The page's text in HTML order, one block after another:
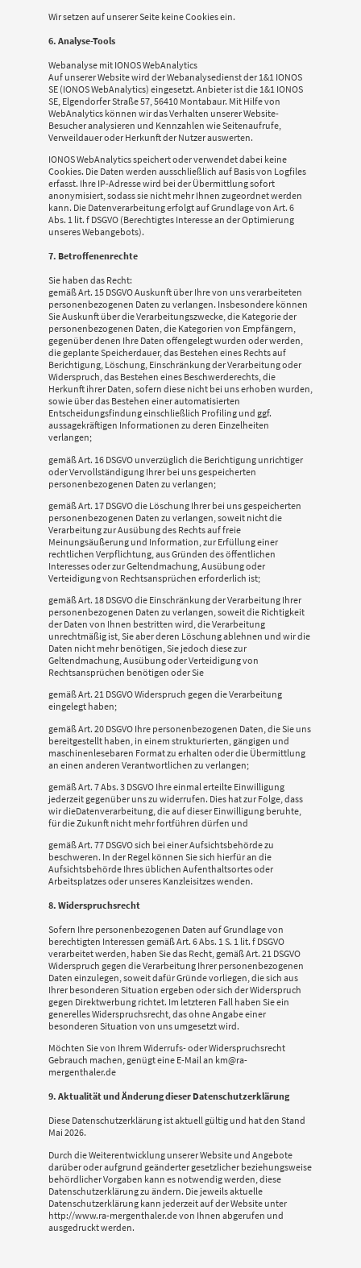
Wir setzen auf unserer Seite keine Cookies ein.
6. Analyse-Tools
Webanalyse mit IONOS WebAnalytics
Auf unserer Website wird der Webanalysedienst der 1&1 IONOS
SE (IONOS WebAnalytics) eingesetzt. Anbieter ist die 1&1 IONOS
SE, Elgendorfer Straße 57, 56410 Montabaur. Mit Hilfe von
WebAnalytics können wir das Verhalten unserer Website-
Besucher analysieren und Kennzahlen wie Seitenaufrufe,
Verweildauer oder Herkunft der Nutzer auswerten.
IONOS WebAnalytics speichert oder verwendet dabei keine
Cookies. Die Daten werden ausschließlich auf Basis von Logfiles
erfasst. Ihre IP-Adresse wird bei der Übermittlung sofort
anonymisiert, sodass sie nicht mehr Ihnen zugeordnet werden
kann. Die Datenverarbeitung erfolgt auf Grundlage von Art. 6
Abs. 1 lit. f DSGVO (Berechtigtes Interesse an der Optimierung
unseres Webangebots).
7. Betroffenenrechte
Sie haben das Recht:
gemäß Art. 15 DSGVO Auskunft über Ihre von uns verarbeiteten
personenbezogenen Daten zu verlangen. Insbesondere können
Sie Auskunft über die Verarbeitungszwecke, die Kategorie der
personenbezogenen Daten, die Kategorien von Empfängern,
gegenüber denen Ihre Daten offengelegt wurden oder werden,
die geplante Speicherdauer, das Bestehen eines Rechts auf
Berichtigung, Löschung, Einschränkung der Verarbeitung oder
Widerspruch, das Bestehen eines Beschwerderechts, die
Herkunft ihrer Daten, sofern diese nicht bei uns erhoben wurden,
sowie über das Bestehen einer automatisierten
Entscheidungsfindung einschließlich Profiling und ggf.
aussagekräftigen Informationen zu deren Einzelheiten
verlangen;
gemäß Art. 16 DSGVO unverzüglich die Berichtigung unrichtiger
oder Vervollständigung Ihrer bei uns gespeicherten
personenbezogenen Daten zu verlangen;
gemäß Art. 17 DSGVO die Löschung Ihrer bei uns gespeicherten
personenbezogenen Daten zu verlangen, soweit nicht die
Verarbeitung zur Ausübung des Rechts auf freie
Meinungsäußerung und Information, zur Erfüllung einer
rechtlichen Verpflichtung, aus Gründen des öffentlichen
Interesses oder zur Geltendmachung, Ausübung oder
Verteidigung von Rechtsansprüchen erforderlich ist;
gemäß Art. 18 DSGVO die Einschränkung der Verarbeitung Ihrer
personenbezogenen Daten zu verlangen, soweit die Richtigkeit
der Daten von Ihnen bestritten wird, die Verarbeitung
unrechtmäßig ist, Sie aber deren Löschung ablehnen und wir die
Daten nicht mehr benötigen, Sie jedoch diese zur
Geltendmachung, Ausübung oder Verteidigung von
Rechtsansprüchen benötigen oder Sie
gemäß Art. 21 DSGVO Widerspruch gegen die Verarbeitung
eingelegt haben;
gemäß Art. 20 DSGVO Ihre personenbezogenen Daten, die Sie uns
bereitgestellt haben, in einem strukturierten, gängigen und
maschinenlesebaren Format zu erhalten oder die Übermittlung
an einen anderen Verantwortlichen zu verlangen;
gemäß Art. 7 Abs. 3 DSGVO Ihre einmal erteilte Einwilligung
jederzeit gegenüber uns zu widerrufen. Dies hat zur Folge, dass
wir dieDatenverarbeitung, die auf dieser Einwilligung beruhte,
für die Zukunft nicht mehr fortführen dürfen und
gemäß Art. 77 DSGVO sich bei einer Aufsichtsbehörde zu
beschweren. In der Regel können Sie sich hierfür an die
Aufsichtsbehörde Ihres üblichen Aufenthaltsortes oder
Arbeitsplatzes oder unseres Kanzleisitzes wenden.
8. Widerspruchsrecht
Sofern Ihre personenbezogenen Daten auf Grundlage von
berechtigten Interessen gemäß Art. 6 Abs. 1 S. 1 lit. f DSGVO
verarbeitet werden, haben Sie das Recht, gemäß Art. 21 DSGVO
Widerspruch gegen die Verarbeitung Ihrer personenbezogenen
Daten einzulegen, soweit dafür Gründe vorliegen, die sich aus
Ihrer besonderen Situation ergeben oder sich der Widerspruch
gegen Direktwerbung richtet. Im letzteren Fall haben Sie ein
generelles Widerspruchsrecht, das ohne Angabe einer
besonderen Situation von uns umgesetzt wird.
Möchten Sie von Ihrem Widerrufs- oder Widerspruchsrecht
Gebrauch machen, genügt eine E-Mail an km@ra-
mergenthaler.de
9. Aktualität und Änderung dieser Datenschutzerklärung
Diese Datenschutzerklärung ist aktuell gültig und hat den Stand
Mai 2026.
Durch die Weiterentwicklung unserer Website und Angebote
darüber oder aufgrund geänderter gesetzlicher beziehungsweise
behördlicher Vorgaben kann es notwendig werden, diese
Datenschutzerklärung zu ändern. Die jeweils aktuelle
Datenschutzerklärung kann jederzeit auf der Website unter
http://www.ra-mergenthaler.de von Ihnen abgerufen und
ausgedruckt werden.